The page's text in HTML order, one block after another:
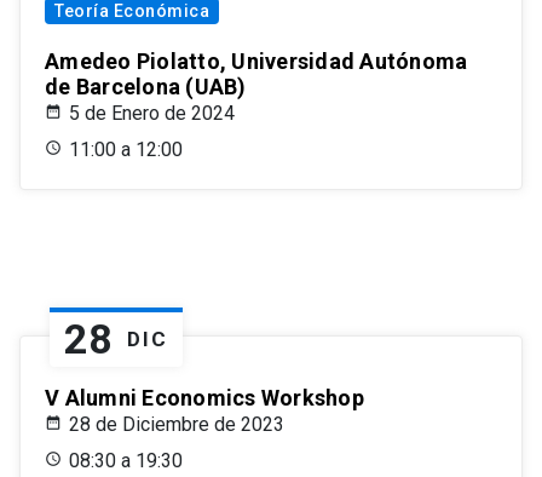
Teoría Económica
Amedeo Piolatto, Universidad Autónoma
de Barcelona (UAB)
5 de Enero de 2024
11:00 a 12:00
28 DIC
V Alumni Economics Workshop
28 de Diciembre de 2023
08:30 a 19:30